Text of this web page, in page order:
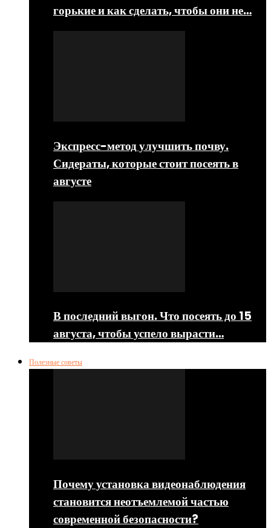
горькие и как сделать, чтобы они не…
Экспресс-метод улучшить почву.
Сидераты, которые стоит посеять в
августе
В последний выгон. Что посеять до 15
августа, чтобы успело вырасти…
Полезные советы
Почему установка видеонаблюдения
становится неотъемлемой частью
современной безопасности?